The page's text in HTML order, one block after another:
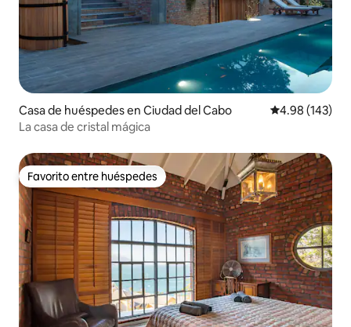
Casa de huéspedes en Ciudad del Cabo Calificación
4.98 (143)
La casa de cristal mágica
Favorito entre huéspedes
Favorito entre huéspedes